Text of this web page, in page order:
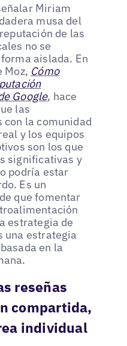
Miriam
musa del
de las
no se
aislada. En
Moz, Cómo
Google, hace
las
con la comunidad
y los equipos
son los que
significativas y
podría estar
Es un
que fomentar
estrategia de
una estrategia
en la
reseñas
compartida,
individual